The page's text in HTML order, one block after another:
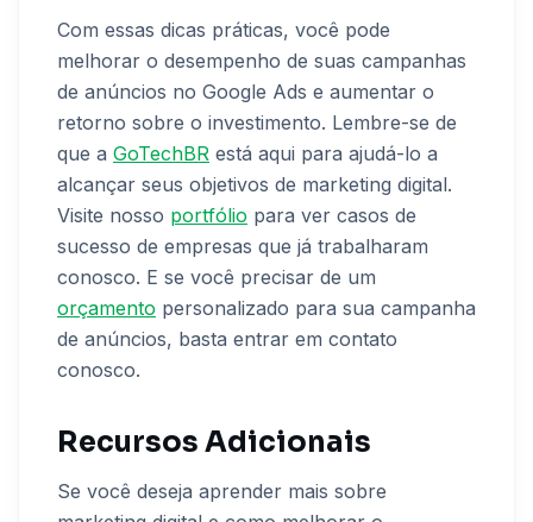
Com essas dicas práticas, você pode
melhorar o desempenho de suas campanhas
de anúncios no Google Ads e aumentar o
retorno sobre o investimento. Lembre-se de
que a GoTechBR está aqui para ajudá-lo a
alcançar seus objetivos de marketing digital.
Visite nosso portfólio para ver casos de
sucesso de empresas que já trabalharam
conosco. E se você precisar de um
orçamento personalizado para sua campanha
de anúncios, basta entrar em contato
conosco.
Recursos Adicionais
Se você deseja aprender mais sobre